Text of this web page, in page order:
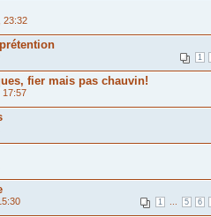
23:32
1
fier mais pas chauvin!
17:57
1 5 6